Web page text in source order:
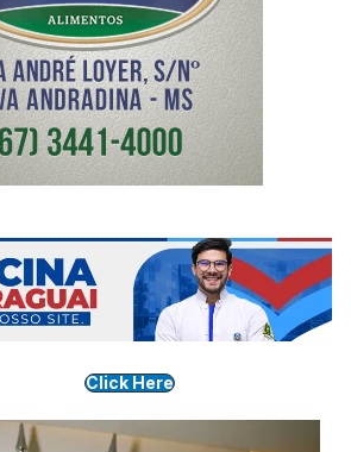
Click Here